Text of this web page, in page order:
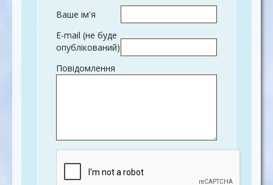
Ваше ім'я
E-mail (не буде
опублікований)
Повідомлення